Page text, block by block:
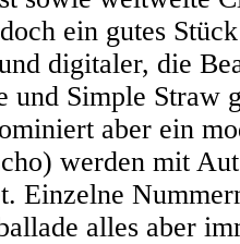
ein gutes
digitaler, die
und Simple Straw
aber ein
werden mit
Einzelne
alles aber